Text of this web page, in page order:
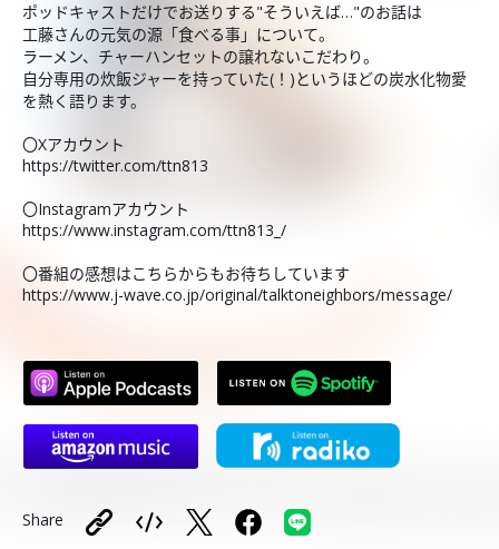
ポッドキャストだけでお送りする"そういえば…"のお話は
工藤さんの元気の源「食べる事」について。
ラーメン、チャーハンセットの譲れないこだわり。
自分専用の炊飯ジャーを持っていた(！)というほどの炭水化物愛
を熱く語ります。
〇Xアカウント
https://twitter.com/ttn813
〇Instagramアカウント
https://www.instagram.com/ttn813_/
〇番組の感想はこちらからもお待ちしています
https://www.j-wave.co.jp/original/talktoneighbors/message/
Share